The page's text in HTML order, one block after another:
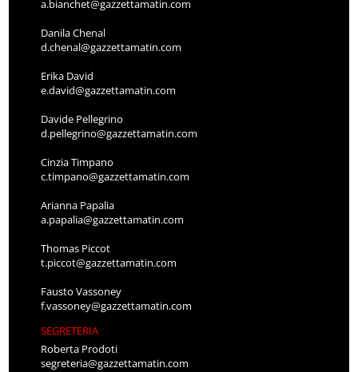
a.bianchet@gazzettamatin.com
Danila Chenal
d.chenal@gazzettamatin.com
Erika David
e.david@gazzettamatin.com
Davide Pellegrino
d.pellegrino@gazzettamatin.com
Cinzia Timpano
c.timpano@gazzettamatin.com
Arianna Papalia
a.papalia@gazzettamatin.com
Thomas Piccot
t.piccot@gazzettamatin.com
Fausto Vassoney
f.vassoney@gazzettamatin.com
SEGRETERIA
Roberta Prodoti
segreteria@gazzettamatin.com